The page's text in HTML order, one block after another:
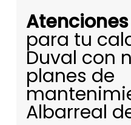
para tu
Duval con
planes de
Albarreal